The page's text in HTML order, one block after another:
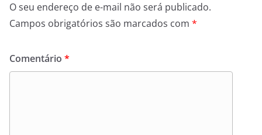
O seu endereço de e-mail não será publicado.
Campos obrigatórios são marcados com *
Comentário *